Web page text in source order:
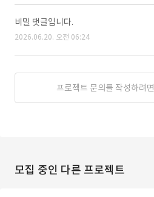
비밀 댓글입니다.
2026.06.20. 오전 06:24
프로젝트 문의를 작성하려면
모집 중인 다른 프로젝트